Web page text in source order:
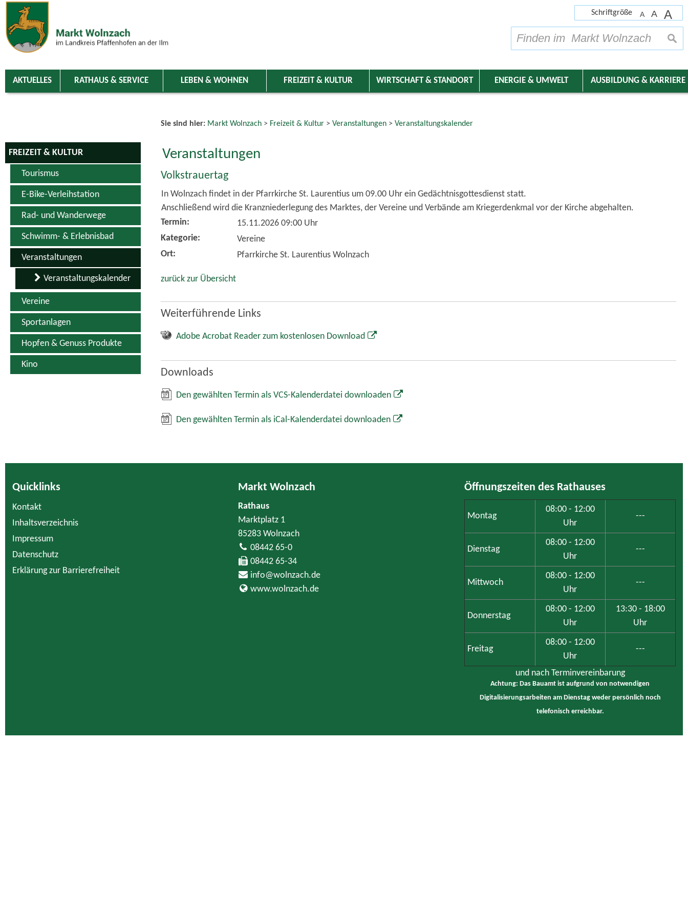
Zum Inhalt zur Navigation
Schriftgröße A A A
AKTUELLES RATHAUS & SERVICE LEBEN & WOHNEN FREIZEIT & KULTUR WIRTSCHAFT & STANDORT ENERGIE & UMWELT AUSBILDUNG & KARRIERE
FREIZEIT & KULTUR
Tourismus
E-Bike-Verleihstation
Rad- und Wanderwege
Schwimm- & Erlebnisbad
Veranstaltungen
Veranstaltungskalender
Vereine
Sportanlagen
Hopfen & Genuss Produkte
Kino
Sie sind hier: Markt Wolnzach> Freizeit & Kultur> Veranstaltungen> Veranstaltungskalender
Veranstaltungen
Volkstrauertag
In Wolnzach findet in der Pfarrkirche St. Laurentius um 09.00 Uhr ein Gedächtnisgottesdienst statt.
Anschließend wird die Kranzniederlegung des Marktes, der Vereine und Verbände am Kriegerdenkmal vor der Kirche abgehalten.
Termin:
15.11.2026 09:00 Uhr
Kategorie:
Vereine
Ort:
Pfarrkirche St. Laurentius Wolnzach
zurück zur Übersicht
Weiterführende Links
Adobe Acrobat Reader zum kostenlosen Download
Downloads
Den gewählten Termin als VCS-Kalenderdatei downloaden
Den gewählten Termin als iCal-Kalenderdatei downloaden
Quicklinks
Kontakt
Inhaltsverzeichnis
Impressum
Datenschutz
Erklärung zur Barrierefreiheit
Markt Wolnzach
Rathaus
Marktplatz 1
85283 Wolnzach
08442 65-0
08442 65-34
info@wolnzach.de
www.wolnzach.de
Öffnungszeiten des Rathauses
Montag
08:00 - 12:00
Uhr
---
Dienstag
08:00 - 12:00
Uhr
---
Mittwoch
08:00 - 12:00
Uhr
---
Donnerstag
08:00 - 12:00
Uhr
13:30 - 18:00
Uhr
Freitag
08:00 - 12:00
Uhr
---
und nach Terminvereinbarung
Achtung: Das Bauamt ist aufgrund von notwendigen
Digitalisierungsarbeiten am Dienstag weder persönlich noch
telefonisch erreichbar.